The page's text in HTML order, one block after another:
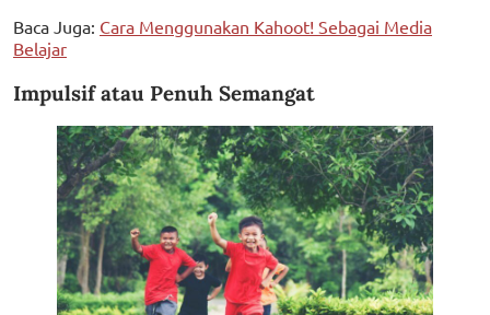
Baca Juga: Cara Menggunakan Kahoot! Sebagai Media
Belajar
Impulsif atau Penuh Semangat